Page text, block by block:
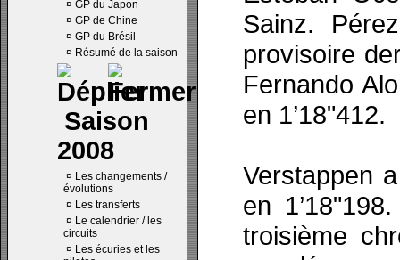
¤ GP du Japon
¤ GP de Chine
¤ GP du Brésil
¤ Résumé de la saison
Saison
2008
¤ Les changements /
évolutions
¤ Les transferts
¤ Le calendrier / les
circuits
¤ Les écuries et les
Sainz.
provisoire
Fernando
en 1’18"412.
Verstappen
en
troisième